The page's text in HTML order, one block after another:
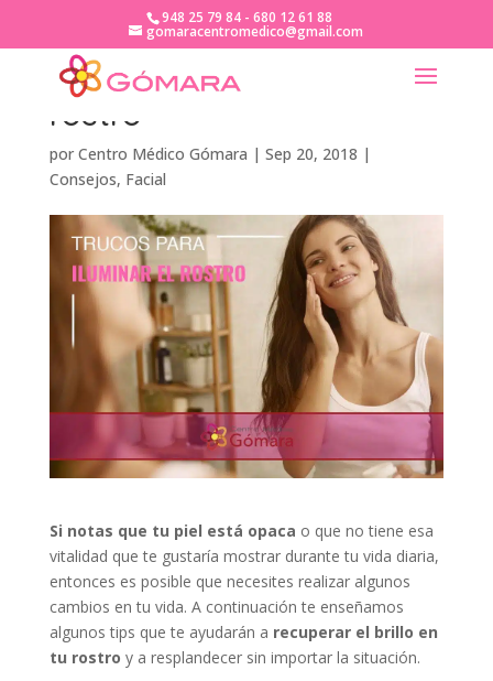
948 25 79 84 - 680 12 61 88
gomaracentromedico@gmail.com
Trucos para iluminar el
rostro
por Centro Médico Gómara | Sep 20, 2018 |
Consejos, Facial
Si notas que tu piel está opaca o que no tiene esa
vitalidad que te gustaría mostrar durante tu vida diaria,
entonces es posible que necesites realizar algunos
cambios en tu vida. A continuación te enseñamos
algunos tips que te ayudarán a recuperar el brillo en
tu rostro y a resplandecer sin importar la situación.